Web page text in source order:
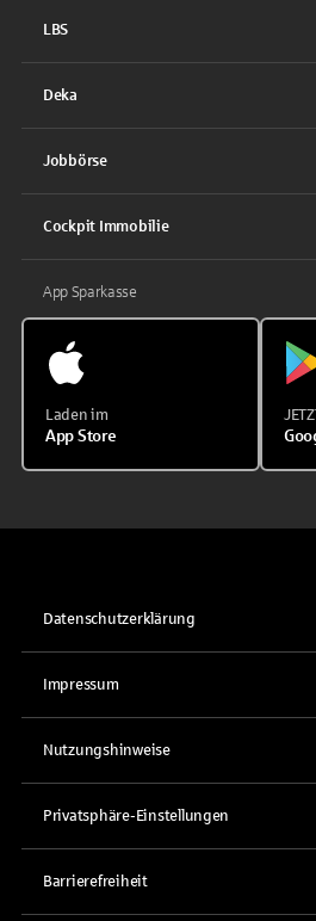
LBS
Deka
Jobbörse
Cockpit Immobilie
App Sparkasse
Laden im
App Store
Datenschutzerklärung
Impressum
Nutzungshinweise
Privatsphäre-Einstellungen
Barrierefreiheit